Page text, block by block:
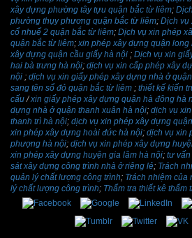
xây dựng phường tây tựu quận bắc từ liêm;
phường thụy phương quận bắc từ liêm; Dịch vụ
cổ nhuế 2 quận bắc từ liêm; Dịch vụ xin phép
quận bắc từ liêm; xin phép xây dựng quận long
xây dựng quận cầu giấy hà nội ; Dịch vụ xin
hai bà trưng hà nội; dịch vụ xin cấp phép xây
nội ; dịch vụ xin giấy phép xây dựng nhà ở
sang tên sổ đỏ quận bắc từ liêm ; thiết kế kiến
cấu /xin giấy phép xây dựng quận hà đông hà
dựng nhà ở quận thanh xuân hà nội; dịch vụ
thanh trì hà nội; dịch vụ xin phép xây dựng
xin phép xây dựng hoài đức hà nội; dịch vụ xin
phượng hà nội; dịch vụ xin phép xây dựng
xin phép xây dựng huyện gia lâm hà nội; tư
sát xây dựng công trình nhà ở riêng lẻ; Trách
quản lý chất lượng công trình; Trách nhiệm của
lý chất lượng công trình; Thẩm tra thiết kê thẩm